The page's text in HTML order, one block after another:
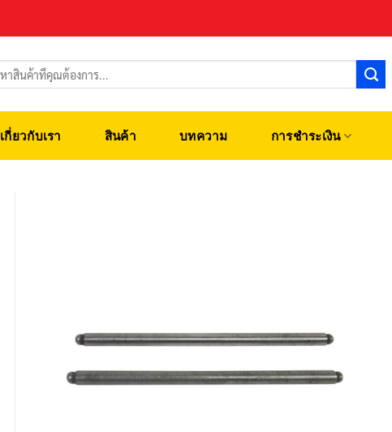
เกี่ยวกับเรา สินค้า บทความ การชำระเงิน